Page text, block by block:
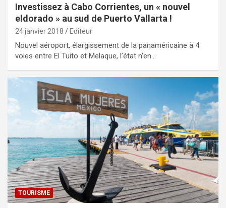
Investissez à Cabo Corrientes, un « nouvel
eldorado » au sud de Puerto Vallarta !
24 janvier 2018 Editeur
Nouvel aéroport, élargissement de la panaméricaine à 4
voies entre El Tuito et Melaque, l’état n’en…
TOURISME